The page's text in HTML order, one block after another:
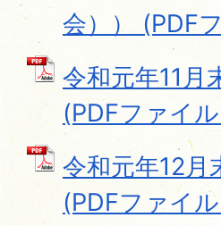
会）） (PDF
令和元年11月
(PDFファイ
令和元年12月
(PDFファイ